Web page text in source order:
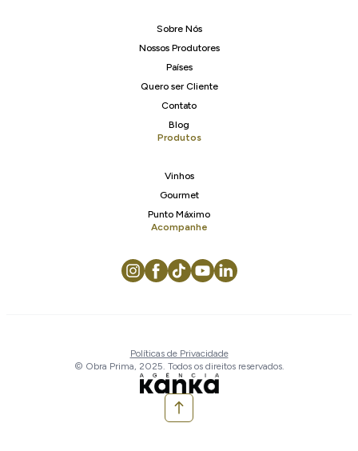
Sobre Nós
Nossos Produtores
Países
Quero ser Cliente
Contato
Blog
Produtos
Vinhos
Gourmet
Punto Máximo
Acompanhe
Políticas de Privacidade
© Obra Prima, 2025. Todos os direitos reservados.